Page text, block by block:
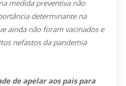
medida preventiva não
determinante na
ainda não foram vacinados e
nefastos da pandemia
de apelar aos pais para